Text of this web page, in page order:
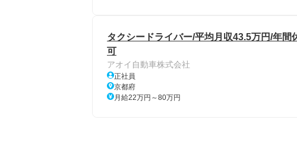
タクシードライバー/平均月収43.5万円/年
可
アオイ自動車株式会社
正社員
京都府
月給22万円～80万円